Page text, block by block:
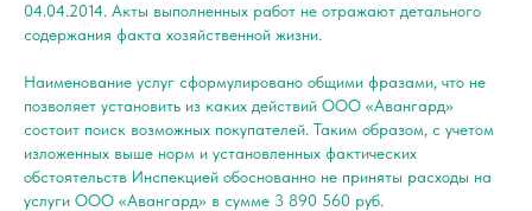
04.04.2014. Акты выполненных работ не отражают детального
содержания факта хозяйственной жизни.
Наименование услуг сформулировано общими фразами, что не
позволяет установить из каких действий ООО «Авангард»
состоит поиск возможных покупателей. Таким образом, с учетом
изложенных выше норм и установленных фактических
обстоятельств Инспекцией обоснованно не приняты расходы на
услуги ООО «Авангард» в сумме 3 890 560 руб.